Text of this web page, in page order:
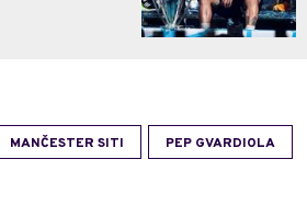
MANČESTER SITI PEP GVARDIOLA